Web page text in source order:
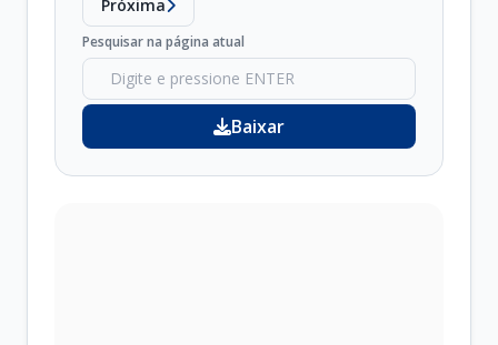
Próxima
Pesquisar na página atual
Baixar